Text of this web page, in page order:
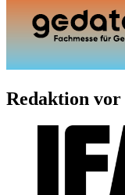
Redaktion